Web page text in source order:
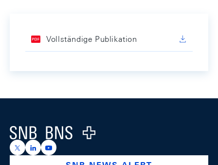
Vollständige Publikation
Logo
https://x.com/snb_bns
https://ch.linkedin.com/company/swiss-national-
https://www.youtube.com/@swissnationalbank